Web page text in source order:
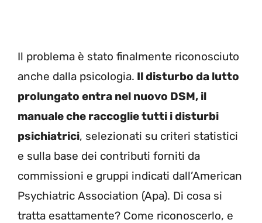
Il problema è stato finalmente riconosciuto
anche dalla psicologia. Il disturbo da lutto
prolungato entra nel nuovo DSM, il
manuale che raccoglie tutti i disturbi
psichiatrici, selezionati su criteri statistici
e sulla base dei contributi forniti da
commissioni e gruppi indicati dall’American
Psychiatric Association (Apa). Di cosa si
tratta esattamente? Come riconoscerlo, e